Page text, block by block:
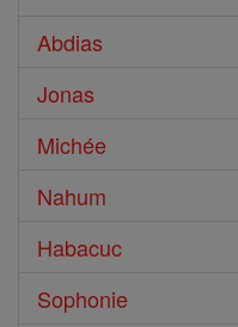
Abdias
Jonas
Michée
Nahum
Habacuc
Sophonie